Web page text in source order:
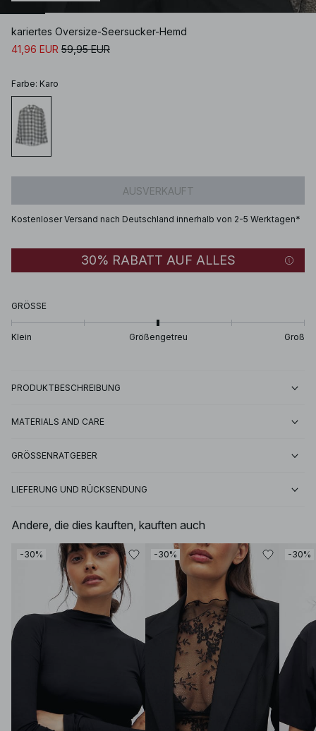
kariertes Oversize-Seersucker-Hemd
41,96 EUR 59,95 EUR
Farbe: Karo
AUSVERKAUFT
Kostenloser Versand nach Deutschland innerhalb von 2-5 Werktagen*
30% RABATT AUF ALLES
GRÖSSE
Klein Größengetreu Groß
PRODUKTBESCHREIBUNG
MATERIALS AND CARE
GRÖSSENRATGEBER
LIEFERUNG UND RÜCKSENDUNG
Andere, die dies kauften, kauften auch
-30% -30% -30%